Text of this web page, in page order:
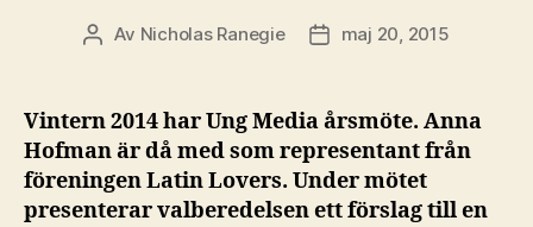
Inläggsförfattare
Av Nicholas Ranegie Inläggsdatum
maj 20, 2015
Vintern 2014 har Ung Media årsmöte. Anna
Hofman är då med som representant från
föreningen Latin Lovers. Under mötet
presenterar valberedelsen ett förslag till en